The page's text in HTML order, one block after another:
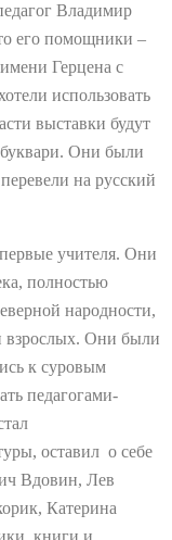
Владимир
его помощники –
Герцена с
использовать
выставки будут
Они были
на русский
учителя. Они
полностью
народности,
взрослых. Они были
к суровым
педагогами-
оставил о себе
Вдовин, Лев
Катерина
книги и